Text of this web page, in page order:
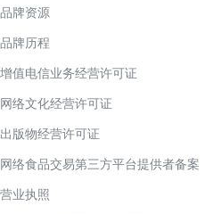
品牌资源
品牌历程
增值电信业务经营许可证
网络文化经营许可证
出版物经营许可证
网络食品交易第三方平台提供者备案
营业执照